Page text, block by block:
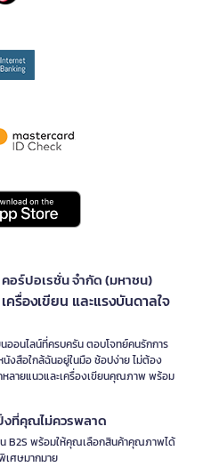
คอร์ปอเรชั่น จำกัด (มหาชน)
รื่องเขียน และแรงบันดาลใจ
ออนไลน์ที่ครบครัน ตอบโจทย์คนรักการ
งสือใกล้ฉันอยู่ในมือ ช้อปง่าย ไม่ต้อง
ลายแนวและเครื่องเขียนคุณภาพ พร้อม
งที่คุณไม่ควรพลาด
B2S พร้อมให้คุณเลือกสินค้าคุณภาพได้
เศษมากมาย